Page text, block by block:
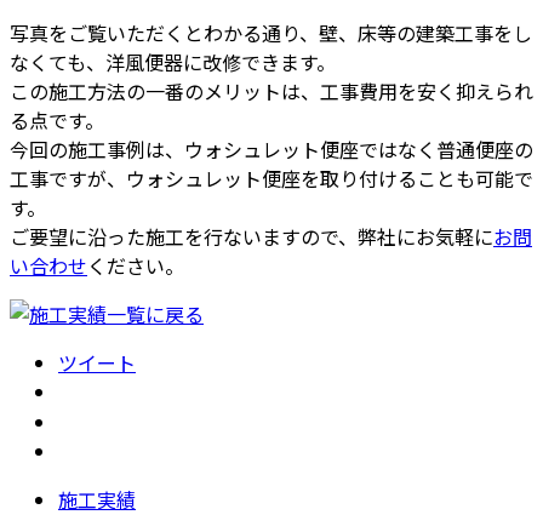
写真をご覧いただくとわかる通り、壁、床等の建築工事をし
なくても、洋風便器に改修できます。
この施工方法の一番のメリットは、工事費用を安く抑えられ
る点です。
今回の施工事例は、ウォシュレット便座ではなく普通便座の
工事ですが、ウォシュレット便座を取り付けることも可能で
す。
ご要望に沿った施工を行ないますので、弊社にお気軽にお問
い合わせください。
ツイート
施工実績